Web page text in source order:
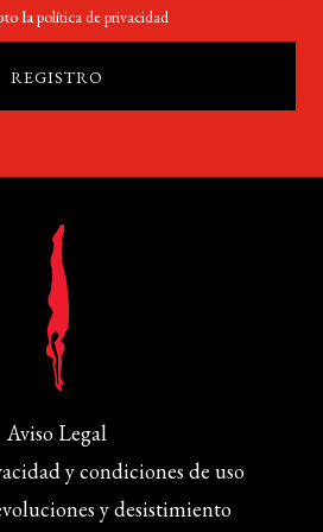
lapolítica de privacidad
Aviso Legal
y condiciones de uso
y desistimiento